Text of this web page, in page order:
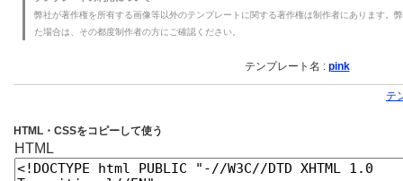
弊社が著作権を所有する画像等以外のテンプレートに関する著作権は制作者にあります。
た場合は、その都度制作者の方にご確認ください。
テンプレート名 : pink
テ
HTML・CSSをコピーして使う
HTML